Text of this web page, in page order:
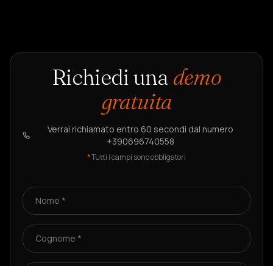
Richiedi una demo
gratuita
Verrai richiamato entro 60 secondi dal numero
+390696740558
*Tutti i campi sono obbligatori